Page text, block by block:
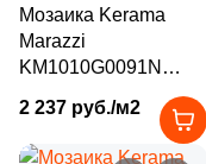
Laparet (
LeeDo Ceramica ( 82 )
Мозаика Kerama
Marazzi
KM1010G0091N
29.8х39.8 серая
матовая под камень,
2 237 руб./м2